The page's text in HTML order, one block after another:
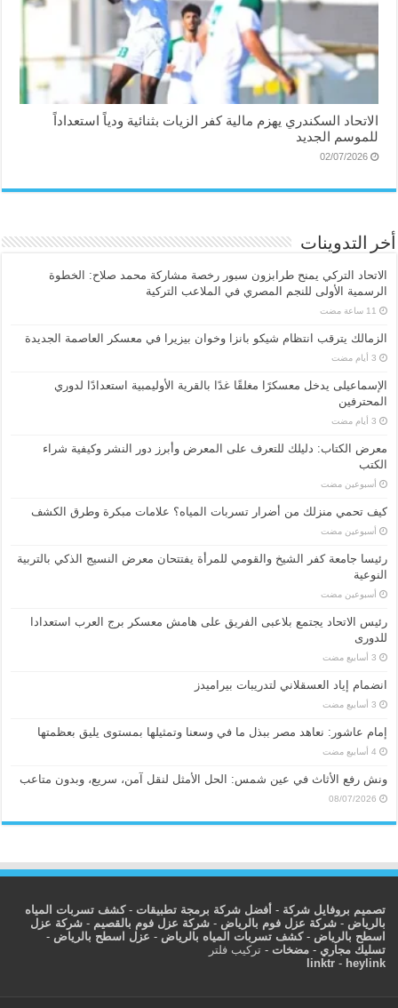
الاتحاد السكندري يهزم مالية كفر الزيات بثنائية ودياً استعداداً
للموسم الجديد
02/07/2026
أخر التدوينات
الاتحاد التركي يمنح طرابزون سبور رخصة مشاركة محمد صلاح: الخطوة
الرسمية الأولى للنجم المصري في الملاعب التركية
الزمالك يترقب انتظام شيكو بانزا وخوان بيزيرا في معسكر العاصمة الجديدة
الإسماعیلی یدخل معسكرًا مغلقًا غدًا بالقرية الأوليمبية استعدادًا لدوري
المحترفين
معرض الكتاب: دليلك للتعرف على المعرض وأبرز دور النشر وكيفية شراء
الكتب
‏أسبوعين مضت
كيف تحمي منزلك من أضرار تسربات المياه؟ علامات مبكرة وطرق الكشف
‏أسبوعين مضت
رئيسا جامعة كفر الشيخ والقومي للمرأة يفتتحان معرض النسيج الذكي بالتربية
النوعية
‏أسبوعين مضت
رئيس الاتحاد يجتمع بلاعبى الفريق على هامش معسكر برج العرب استعدادا
للدورى
انضمام إياد العسقلاني لتدريبات بيراميدز
إمام عاشور: نعاهد مصر ببذل ما في وسعنا وتمثيلها بمستوى يليق بعظمتها
ونش رفع الأثاث في عين شمس: الحل الأمثل لنقل آمن، سريع، وبدون متاعب
08/07/2026
تصميم بروفايل شركة -أفضل شركة برمجة تطبيقات -كشف تسربات المياه
بالرياض -شركة عزل فوم بالرياض -شركة عزل فوم بالقصيم -شركة عزل
اسطح بالرياض -كشف تسربات المياه بالرياض - عزل اسطح بالرياض -
تسليك مجاري -مضخات -تركيب فلتر
linktr- heylink